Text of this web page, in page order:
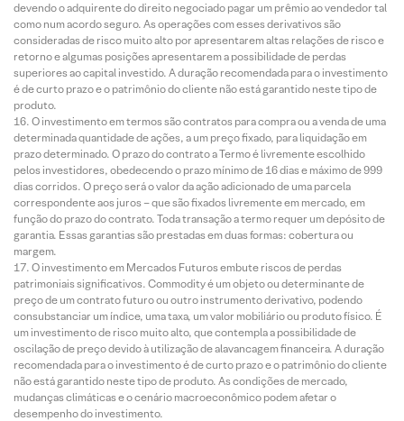
devendo o adquirente do direito negociado pagar um prêmio ao vendedor tal
como num acordo seguro. As operações com esses derivativos são
consideradas de risco muito alto por apresentarem altas relações de risco e
retorno e algumas posições apresentarem a possibilidade de perdas
superiores ao capital investido. A duração recomendada para o investimento
é de curto prazo e o patrimônio do cliente não está garantido neste tipo de
produto.
O investimento em termos são contratos para compra ou a venda de uma
determinada quantidade de ações, a um preço fixado, para liquidação em
prazo determinado. O prazo do contrato a Termo é livremente escolhido
pelos investidores, obedecendo o prazo mínimo de 16 dias e máximo de 999
dias corridos. O preço será o valor da ação adicionado de uma parcela
correspondente aos juros – que são fixados livremente em mercado, em
função do prazo do contrato. Toda transação a termo requer um depósito de
garantia. Essas garantias são prestadas em duas formas: cobertura ou
margem.
O investimento em Mercados Futuros embute riscos de perdas
patrimoniais significativos. Commodity é um objeto ou determinante de
preço de um contrato futuro ou outro instrumento derivativo, podendo
consubstanciar um índice, uma taxa, um valor mobiliário ou produto físico. É
um investimento de risco muito alto, que contempla a possibilidade de
oscilação de preço devido à utilização de alavancagem financeira. A duração
recomendada para o investimento é de curto prazo e o patrimônio do cliente
não está garantido neste tipo de produto. As condições de mercado,
mudanças climáticas e o cenário macroeconômico podem afetar o
desempenho do investimento.